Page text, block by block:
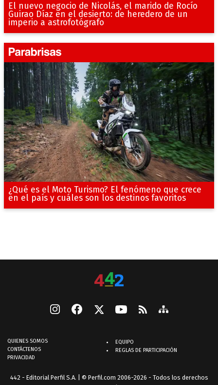
El nuevo negocio de Nicolás, el marido de Rocío
Guirao Díaz en el desierto: de heredero de un
imperio a astrofotógrafo
¿Qué es el Moto Turismo? El fenómeno que crece
en el país y cuáles son los destinos favoritos
QUIENES SOMOS
CONTÁCTENOS
PRIVACIDAD
EQUIPO
REGLAS DE PARTICIPACIÓN
442 - Editorial Perfil S.A. | © Perfil.com 2006-2026 - Todos los derechos